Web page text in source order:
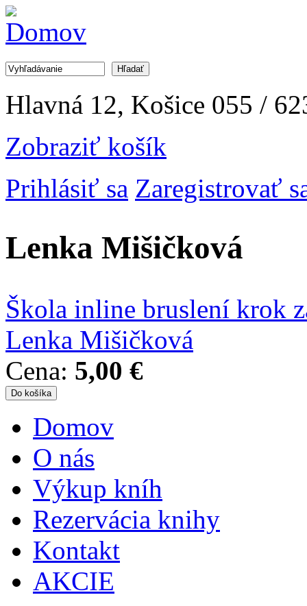
Jump to Navigation
Vyhľadávanie
Hlavná 12, Košice 055 /
Zobraziť košík
Prihlásiť sa Zaregistrovať
Lenka Mišičková
Škola inline bruslení krok
Lenka Mišičková
Cena: 5,00 €
Hlavné menu
Domov
O nás
Výkup kníh
Rezervácia knihy
Kontakt
AKCIE